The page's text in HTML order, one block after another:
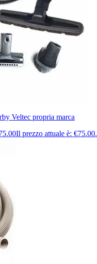
Veltec propria marca
Il prezzo attuale è: €75.00.